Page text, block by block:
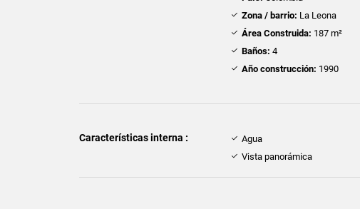
Zona / barrio: La Leona
Área Construida: 187 m²
Baños: 4
Año construcción: 1990
Características interna : Agua
Vista panorámica